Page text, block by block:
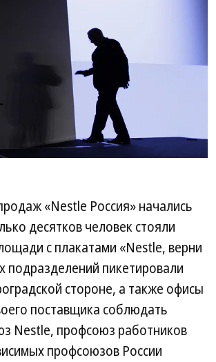
«Nestle Россия» начались
десятков человек стояли
с плакатами «Nestle, верни
подразделений пикетировали
стороне, а также офисы
поставщика соблюдать
Nestle, профсоюз работников
профсоюзов России